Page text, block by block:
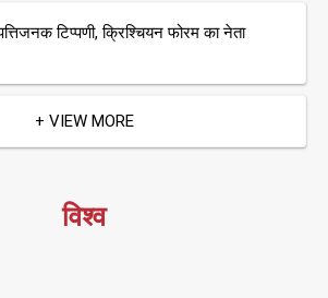
टिप्पणी, क्रिश्चियन फोरम का नेता
+ VIEW MORE
विश्व